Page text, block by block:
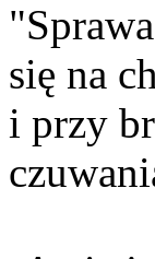
się na
i przy